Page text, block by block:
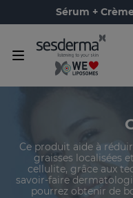
Sérum +
Ce produit aide à
graisses localisées
cellulite, grâce aux
savoir-faire
pourrez obtenir de